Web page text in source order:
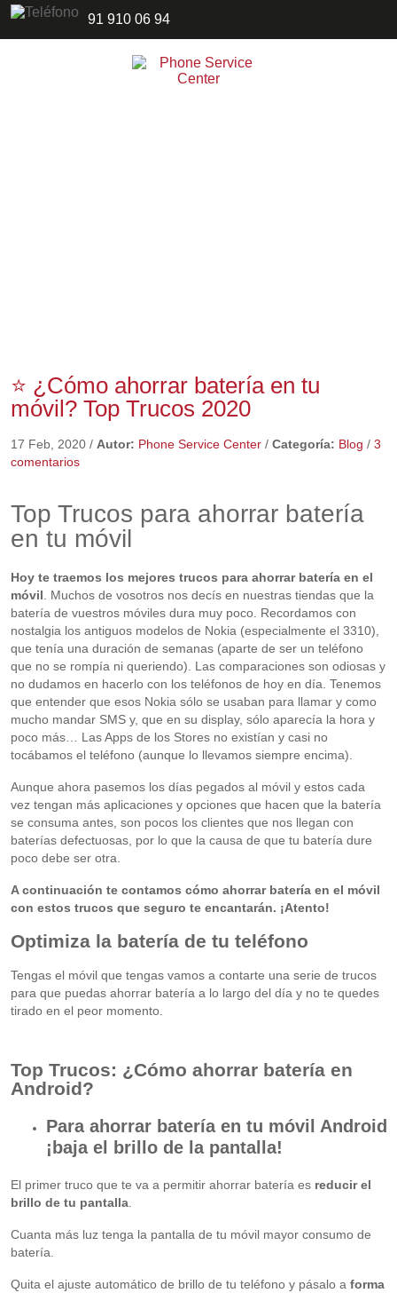
91 910 06 94
⭐ ¿Cómo ahorrar batería en tu
móvil? Top Trucos 2020
17 Feb, 2020/ Autor: Phone Service Center/ Categoría: Blog / 3
comentarios
Top Trucos para ahorrar batería
en tu móvil
Hoy te traemos los mejores trucos para ahorrar batería en el
móvil . Muchos de vosotros nos decís en nuestras tiendas que la
batería de vuestros móviles dura muy poco. Recordamos con
nostalgia los antiguos modelos de Nokia (especialmente el 3310),
que tenía una duración de semanas (aparte de ser un teléfono
que no se rompía ni queriendo). Las comparaciones son odiosas y
no dudamos en hacerlo con los teléfonos de hoy en día. Tenemos
que entender que esos Nokia sólo se usaban para llamar y como
mucho mandar SMS y, que en su display, sólo aparecía la hora y
poco más… Las Apps de los Stores no existían y casi no
tocábamos el teléfono (aunque lo llevamos siempre encima).
Aunque ahora pasemos los días pegados al móvil y estos cada
vez tengan más aplicaciones y opciones que hacen que la batería
se consuma antes, son pocos los clientes que nos llegan con
baterías defectuosas, por lo que la causa de que tu batería dure
poco debe ser otra.
A continuación te contamos cómo ahorrar batería en el móvil
con estos trucos que seguro te encantarán. ¡Atento!
Optimiza la batería de tu teléfono
Tengas el móvil que tengas vamos a contarte una serie de trucos
para que puedas ahorrar batería a lo largo del día y no te quedes
tirado en el peor momento.
Top Trucos: ¿Cómo ahorrar batería en
Android?
Para ahorrar batería en tu móvil Android
¡baja el brillo de la pantalla!
El primer truco que te va a permitir ahorrar batería es reducir el
brillo de tu pantalla.
Cuanta más luz tenga la pantalla de tu móvil mayor consumo de
batería.
Quita el ajuste automático de brillo de tu teléfono y pásalo a forma